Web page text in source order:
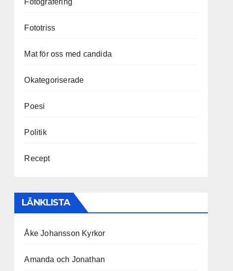
Fotografering
Fototriss
Mat för oss med candida
Okategoriserade
Poesi
Politik
Recept
LÄNKLISTA
Åke Johansson Kyrkor
Amanda och Jonathan